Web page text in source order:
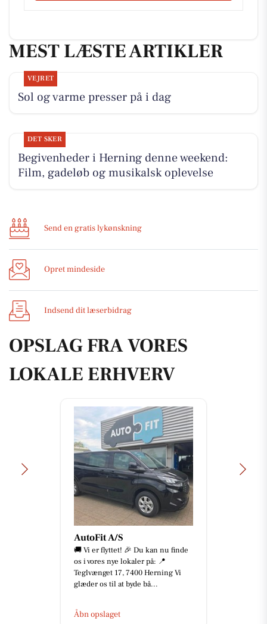
MEST LÆSTE ARTIKLER
VEJRET
Sol og varme presser på i dag
DET SKER
Begivenheder i Herning denne weekend:
Film, gadeløb og musikalsk oplevelse
Send en gratis lykønskning
Opret mindeside
Indsend dit læserbidrag
OPSLAG FRA VORES
LOKALE ERHVERV
Bike-pit
🤩 SOLGT 🤩 SOLGT 🤩 SOLGT 🤩
Tillykke med jeres nye cykler! 🚀
Lige nu er der masser af gode
tilbud, at finde i butikken og...
Åbn opslaget